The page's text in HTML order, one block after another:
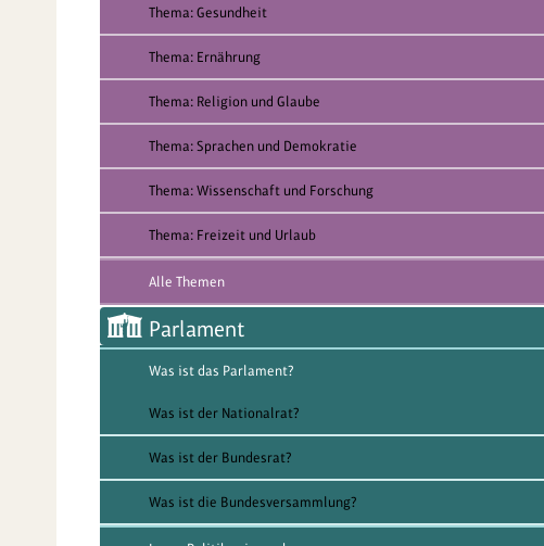
Thema: Gesundheit
Thema: Ernährung
Thema: Religion und Glaube
Thema: Sprachen und Demokratie
Thema: Wissenschaft und Forschung
Thema: Freizeit und Urlaub
Alle Themen
Parlament
Was ist das Parlament?
Was ist der Nationalrat?
Was ist der Bundesrat?
Was ist die Bundesversammlung?